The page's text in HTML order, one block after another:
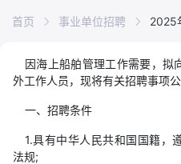
首页 事业单位招聘 2025
因海上船舶管理工作需要，拟
外工作人员，现将有关招聘事项公
一、招聘条件
1.具有中华人民共和国国籍，
法规;